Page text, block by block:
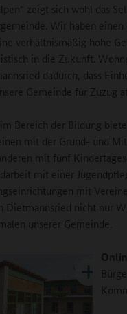
zeigt sich wohl das
Wir haben
verhältnismäßig hohe
in die Zukunft.
dadurch, dass
Gemeinde für Zuzug
Bereich der Bildung
mit der Grund- und
mit fünf
mit einer
mit
Dietmannsried nicht nur
unserer Gemeinde.